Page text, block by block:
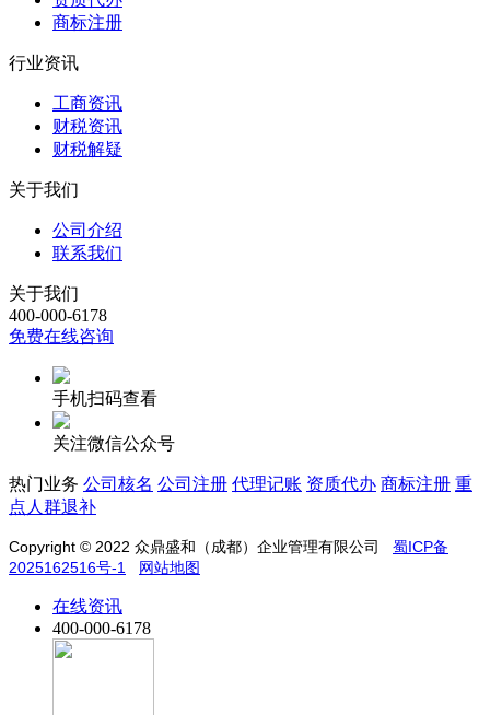
商标注册
行业资讯
工商资讯
财税资讯
财税解疑
关于我们
公司介绍
联系我们
关于我们
400-000-6178
免费在线咨询
手机扫码查看
关注微信公众号
热门业务 公司核名 公司注册 代理记账 资质代办 商标注册 重
点人群退补
Copyright © 2022 众鼎盛和（成都）企业管理有限公司 蜀ICP备
2025162516号-1
网站地图
在线资讯
400-000-6178